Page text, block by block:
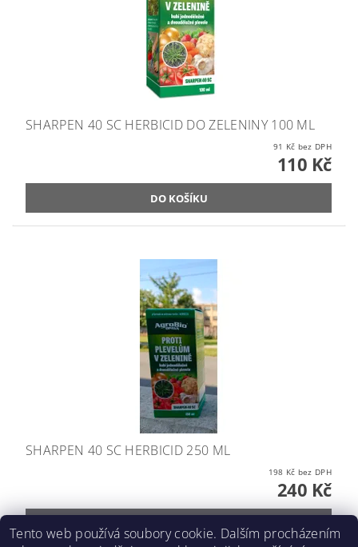
SHARPEN 40 SC HERBICID DO ZELENINY 100 ML
91 Kč bez DPH
110 Kč
SHARPEN 40 SC HERBICID 250 ML
198 Kč bez DPH
240 Kč
Tento web používá soubory cookie. Dalším procházením